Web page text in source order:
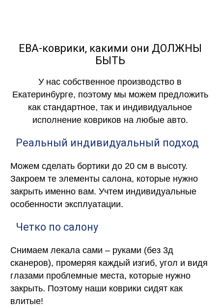
ЕВА-коврики, какими они ДОЛЖНЫ
БЫТЬ
У нас собственное производство в
Екатеринбурге, поэтому мы можем предложить
как стандартное, так и индивидуальное
исполнение ковриков на любые авто.
Реальный индивидуальный подход
Можем сделать бортики до 20 см в высоту.
Закроем те элементы салона, которые нужно
закрыть именно вам. Учтем индивидуальные
особенности эксплуатации.
Четко по салону
Снимаем лекала сами – руками (без 3д
сканеров), промеряя каждый изгиб, угол и видя
глазами проблемные места, которые нужно
закрыть. Поэтому наши коврики сидят как
влитые!